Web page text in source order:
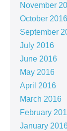
November
October 2016
September
July 2016
June 2016
May 2016
April 2016
March 2016
February
January